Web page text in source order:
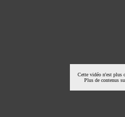
Cette vidéo n'est plus
Plus de contenus